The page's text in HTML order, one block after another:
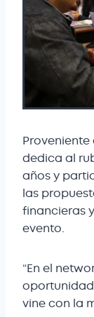
Proveniente
dedica al
años y
las
financieras
evento.
“En el
vine con la